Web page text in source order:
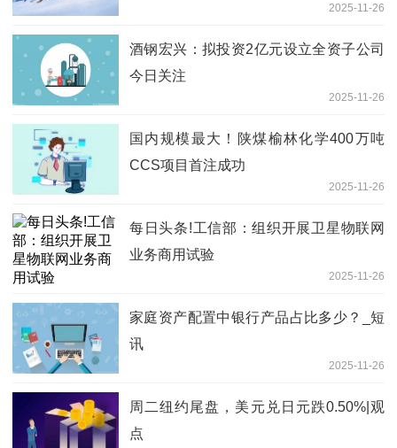
2025-11-26
酒钢宏兴：拟投资2亿元设立全资子公司
今日关注
2025-11-26
国内规模最大！陕煤榆林化学400万吨
CCS项目首注成功
2025-11-26
每日头条!工信部：组织开展卫星物联网
业务商用试验
2025-11-26
家庭资产配置中银行产品占比多少？_短
讯
2025-11-26
周二纽约尾盘，美元兑日元跌0.50%|观
点